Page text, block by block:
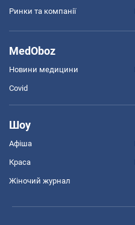
Ринки та компанії
MedOboz
Новини медицини
Covid
Шоу
Афіша
Краса
Жіночий журнал